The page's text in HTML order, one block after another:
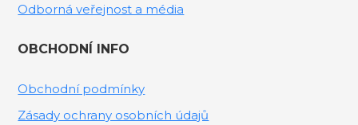
Odborná veřejnost a média
OBCHODNÍ INFO
Obchodní podmínky
Zásady ochrany osobních údajů